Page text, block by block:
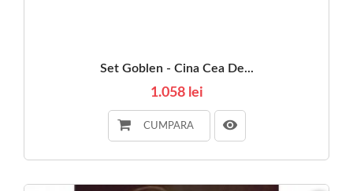
Set Goblen - Cina Cea De...
1.058 lei
CUMPARA